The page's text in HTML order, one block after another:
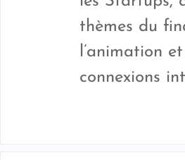
thèmes du
l’animation
connexions